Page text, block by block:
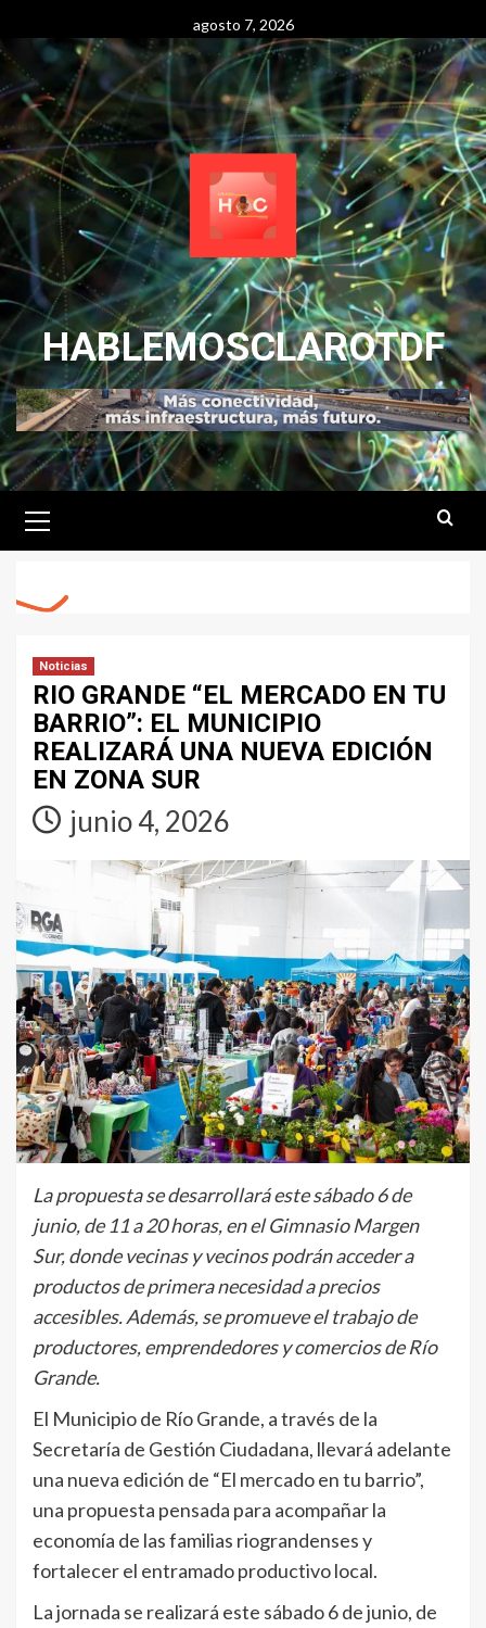
content
agosto 7, 2026
HABLEMOSCLAROTDF
Menu
Noticias
RIO GRANDE “EL MERCADO EN TU
BARRIO”: EL MUNICIPIO
REALIZARÁ UNA NUEVA EDICIÓN
EN ZONA SUR
junio 4, 2026
La propuesta se desarrollará este sábado 6 de
junio, de 11 a 20 horas, en el Gimnasio Margen
Sur, donde vecinas y vecinos podrán acceder a
productos de primera necesidad a precios
accesibles. Además, se promueve el trabajo de
productores, emprendedores y comercios de Río
Grande.
El Municipio de Río Grande, a través de la
Secretaría de Gestión Ciudadana, llevará adelante
una nueva edición de “El mercado en tu barrio”,
una propuesta pensada para acompañar la
economía de las familias riograndenses y
fortalecer el entramado productivo local.
La jornada se realizará este sábado 6 de junio, de